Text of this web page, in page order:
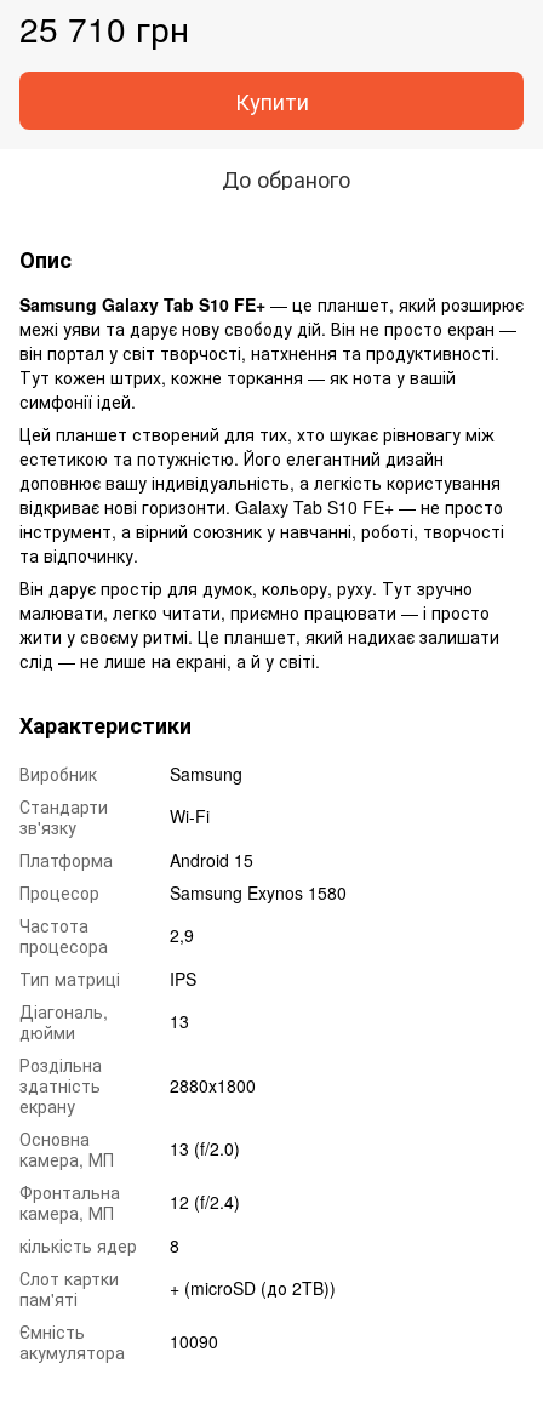
25 710 грн
Купити
До обраного
Опис
Samsung Galaxy Tab S10 FE+ — це планшет, який розширює
межі уяви та дарує нову свободу дій. Він не просто екран —
він портал у світ творчості, натхнення та продуктивності.
Тут кожен штрих, кожне торкання — як нота у вашій
симфонії ідей.
Цей планшет створений для тих, хто шукає рівновагу між
естетикою та потужністю. Його елегантний дизайн
доповнює вашу індивідуальність, а легкість користування
відкриває нові горизонти. Galaxy Tab S10 FE+ — не просто
інструмент, а вірний союзник у навчанні, роботі, творчості
та відпочинку.
Він дарує простір для думок, кольору, руху. Тут зручно
малювати, легко читати, приємно працювати — і просто
жити у своєму ритмі. Це планшет, який надихає залишати
слід — не лише на екрані, а й у світі.
Характеристики
Виробник
Samsung
Стандарти
зв'язку
Wi-Fi
Платформа
Android 15
Процесор
Samsung Exynos 1580
Частота
процесора
2,9
Тип матриці
IPS
Діагональ,
дюйми
13
Роздільна
здатність
екрану
2880х1800
Основна
камера, МП
13 (f/2.0)
Фронтальна
камера, МП
12 (f/2.4)
кількість ядер
8
Слот картки
пам'яті
+ (microSD (до 2TB))
Ємність
акумулятора
10090